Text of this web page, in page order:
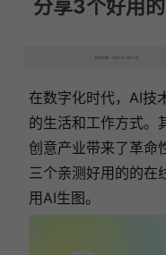
分享3个好用
发布日期：2025-01-08 11:57
在数字化时代，AI技
的生活和工作方式。
创意产业带来了革命
三个亲测好用的的在
用AI生图。